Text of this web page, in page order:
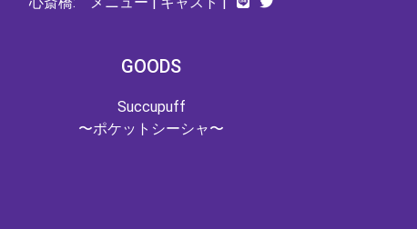
GOODS
Succupuff
〜ポケットシーシャ〜